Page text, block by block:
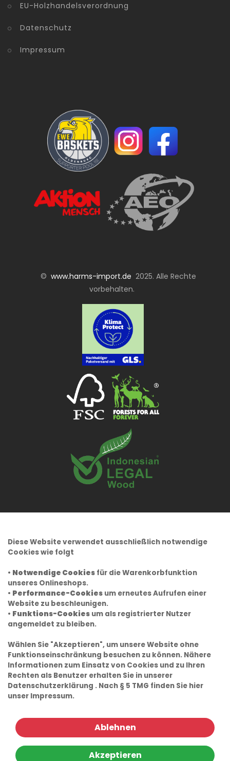
EU-Holzhandelsverordnung
Datenschutz
Impressum
© www.harms-import.de 2025. Alle Rechte
vorbehalten.
Diese Website verwendet ausschließlich notwendige
Cookies wie folgt
• Notwendige Cookies für die Warenkorbfunktion
unseres Onlineshops.
• Performance-Cookies um erneutes Aufrufen einer
Website zu beschleunigen.
• Funktions-Cookies um als registrierter Nutzer
angemeldet zu bleiben.
Wählen Sie "Akzeptieren", um unsere Website ohne
Funktionseinschränkung besuchen zu können. Nähere
Informationen zum Einsatz von Cookies und zu Ihren
Rechten als Benutzer erhalten Sie in unserer
Datenschutzerklärung . Nach § 5 TMG finden Sie hier
unser Impressum.
Ablehnen
Akzeptieren